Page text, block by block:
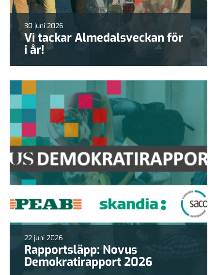
30 juni 2026
Vi tackar Almedalsveckan för
i år!
22 juni 2026
Rapportsläpp: Novus
Demokratirapport 2026